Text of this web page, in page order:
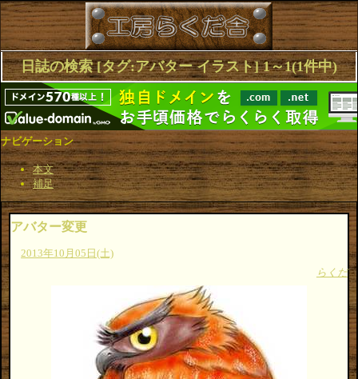
日誌の検索 [タグ:アバター イラスト] 1～1(1件中)
ナビゲーション
本文
補足
アバター変更
2013年10月05日(土)
らくだ